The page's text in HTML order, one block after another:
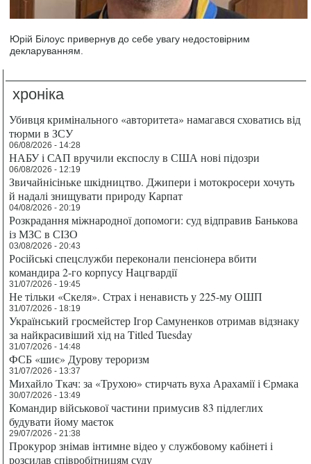
Юрій Білоус привернув до себе увагу недостовірним
декларуванням.
хроніка
Убивця кримінального «авторитета» намагався сховатись від
тюрми в ЗСУ
06/08/2026 - 14:28
НАБУ і САП вручили експослу в США нові підозри
06/08/2026 - 12:19
Звичайнісіньке шкідництво. Джипери і мотокросери хочуть
й надалі знищувати природу Карпат
04/08/2026 - 20:19
Розкрадання міжнародної допомоги: суд відправив Банькова
із МЗС в СІЗО
03/08/2026 - 20:43
Російські спецслужби переконали пенсіонера вбити
командира 2-го корпусу Нацгвардії
31/07/2026 - 19:45
Не тільки «Скеля». Страх і ненависть у 225-му ОШП
31/07/2026 - 18:19
Український гросмейстер Ігор Самуненков отримав відзнаку
за найкрасивіший хід на Titled Tuesday
31/07/2026 - 14:48
ФСБ «шиє» Дурову тероризм
31/07/2026 - 13:37
Михайло Ткач: за «Трухою» стирчать вуха Арахамії і Єрмака
30/07/2026 - 13:49
Командир військової частини примусив 83 підлеглих
будувати йому маєток
29/07/2026 - 21:38
Прокурор знімав інтимне відео у службовому кабінеті і
розсилав співробітницям суду